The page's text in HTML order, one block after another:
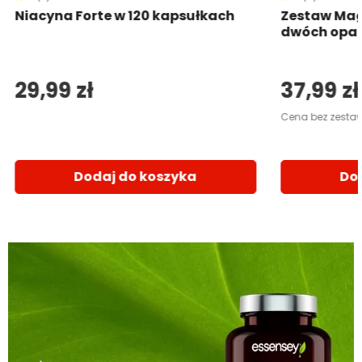
Niacyna Forte w 120 kapsułkach
29,99 zł
Dodaj do koszyka
Zestaw
dwóch
37,99 zł
Cena bez